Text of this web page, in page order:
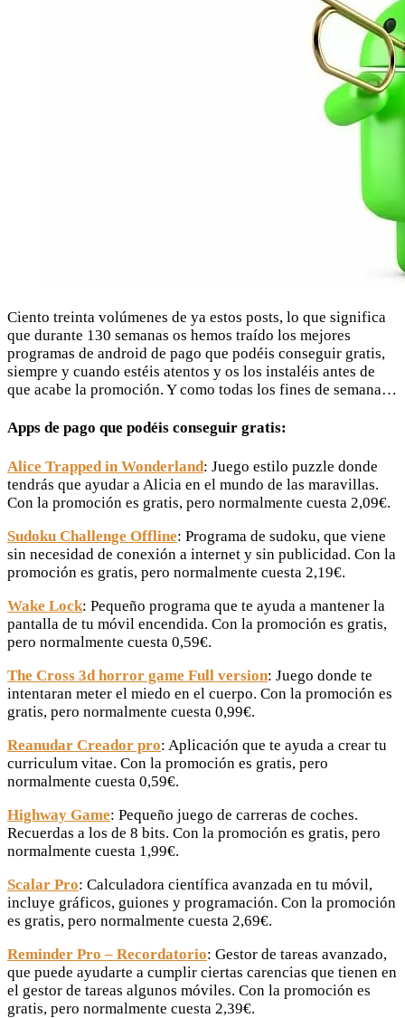
Ciento treinta volúmenes de ya estos posts, lo que significa
que durante 130 semanas os hemos traído los mejores
programas de android de pago que podéis conseguir gratis,
siempre y cuando estéis atentos y os los instaléis antes de
que acabe la promoción. Y como todas los fines de semana…
Apps de pago que podéis conseguir gratis:
Alice Trapped in Wonderland: Juego estilo puzzle donde
tendrás que ayudar a Alicia en el mundo de las maravillas.
Con la promoción es gratis, pero normalmente cuesta 2,09€.
Sudoku Challenge Offline: Programa de sudoku, que viene
sin necesidad de conexión a internet y sin publicidad. Con la
promoción es gratis, pero normalmente cuesta 2,19€.
Wake Lock: Pequeño programa que te ayuda a mantener la
pantalla de tu móvil encendida. Con la promoción es gratis,
pero normalmente cuesta 0,59€.
The Cross 3d horror game Full version: Juego donde te
intentaran meter el miedo en el cuerpo. Con la promoción es
gratis, pero normalmente cuesta 0,99€.
Reanudar Creador pro: Aplicación que te ayuda a crear tu
curriculum vitae. Con la promoción es gratis, pero
normalmente cuesta 0,59€.
Highway Game: Pequeño juego de carreras de coches.
Recuerdas a los de 8 bits. Con la promoción es gratis, pero
normalmente cuesta 1,99€.
Scalar Pro: Calculadora científica avanzada en tu móvil,
incluye gráficos, guiones y programación. Con la promoción
es gratis, pero normalmente cuesta 2,69€.
Reminder Pro – Recordatorio: Gestor de tareas avanzado,
que puede ayudarte a cumplir ciertas carencias que tienen en
el gestor de tareas algunos móviles. Con la promoción es
gratis, pero normalmente cuesta 2,39€.